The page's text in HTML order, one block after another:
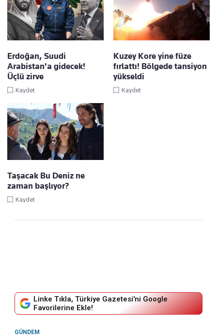
Erdoğan, Suudi
Arabistan'a gidecek!
Üçlü zirve
Kaydet
Kuzey Kore yine füze
fırlattı! Bölgede tansiyon
yükseldi
Kaydet
Taşacak Bu Deniz ne
zaman başlıyor?
Kaydet
Linke Tıkla, Türkiye Gazetesi'ni Google
Favorilerine Ekle!
GÜNDEM